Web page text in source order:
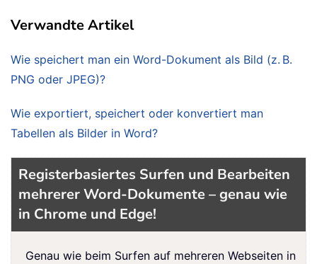
Verwandte Artikel
Wie speichert man ein Word-Dokument als Bild (z. B.
PNG oder JPEG)?
Wie exportiert, speichert oder konvertiert man
Tabellen als Bilder in Word?
Registerbasiertes Surfen und Bearbeiten
mehrerer Word-Dokumente – genau wie
in Chrome und Edge!
Genau wie beim Surfen auf mehreren Webseiten in